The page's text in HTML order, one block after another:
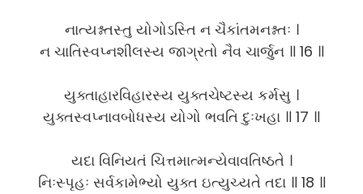
નાત્યશ્નતસ્તુ યોગોઽસ્તિ ન ચૈકાંતમનશ્નતઃ ।
ન ચાતિસ્વપ્નશીલસ્ય જાગ્રતો નૈવ ચાર્જુન ॥ 16 ॥
યુક્તાહારવિહારસ્ય યુક્તચેષ્ટસ્ય કર્મસુ ।
યુક્તસ્વપ્નાવબોધસ્ય યોગો ભવતિ દુઃખહા ॥ 17 ॥
યદા વિનિયતં ચિત્તમાત્મન્યેવાવતિષ્ઠતે ।
નિઃસ્પૃહઃ સર્વકામેભ્યો યુક્ત ઇત્યુચ્યતે તદા ॥ 18 ॥